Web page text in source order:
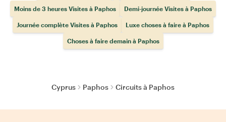
Moins de 3 heures Visites à Paphos Demi-journée Visites à Paphos
Journée complète Visites à Paphos Luxe choses à faire à Paphos
Choses à faire demain à Paphos
Cyprus Paphos Circuits à Paphos